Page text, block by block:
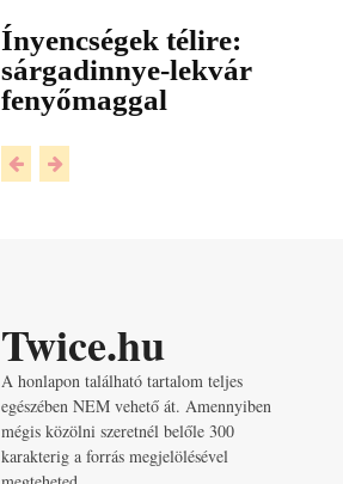
Ínyencségek télire:
sárgadinnye-lekvár
fenyőmaggal
Twice.hu
A honlapon található tartalom teljes
egészében NEM vehető át. Amennyiben
mégis közölni szeretnél belőle 300
karakterig a forrás megjelölésével